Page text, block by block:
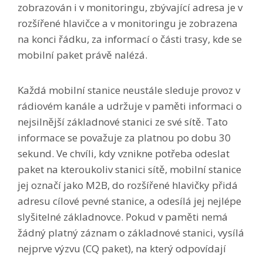
zobrazován i v monitoringu, zbývající adresa je v
rozšířené hlavičce a v monitoringu je zobrazena
na konci řádku, za informací o části trasy, kde se
mobilní paket právě nalézá.
Každá mobilní stanice neustále sleduje provoz v
rádiovém kanále a udržuje v paměti informaci o
nejsilnější základnové stanici ze své sítě. Tato
informace se považuje za platnou po dobu 30
sekund. Ve chvíli, kdy vznikne potřeba odeslat
paket na kteroukoliv stanici sítě, mobilní stanice
jej označí jako M2B, do rozšířené hlavičky přidá
adresu cílové pevné stanice, a odesílá jej nejlépe
slyšitelné základnovce. Pokud v paměti nemá
žádný platný záznam o základnové stanici, vysílá
nejprve výzvu (CQ paket), na který odpovídají